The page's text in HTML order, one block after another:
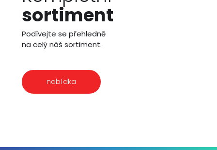
sortiment
Podívejte se přehledně
na celý náš sortiment.
nabídka